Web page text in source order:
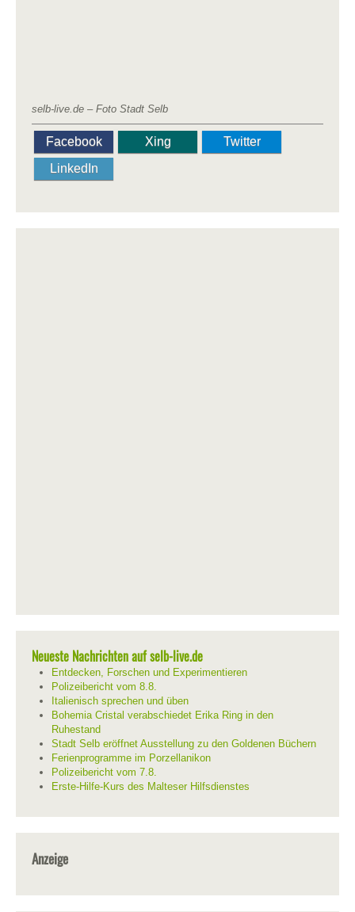
selb-live.de – Foto Stadt Selb
Facebook Xing
Twitter
LinkedIn
Neueste Nachrichten auf selb-live.de
Entdecken, Forschen und Experimentieren
Polizeibericht vom 8.8.
Italienisch sprechen und üben
Bohemia Cristal verabschiedet Erika Ring in den
Ruhestand
Stadt Selb eröffnet Ausstellung zu den Goldenen Büchern
Ferienprogramme im Porzellanikon
Polizeibericht vom 7.8.
Erste-Hilfe-Kurs des Malteser Hilfsdienstes
Anzeige